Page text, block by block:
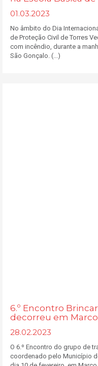
01.03.2023
No âmbito do Dia
de Proteção Civil de Torres
com incêndio, durante a
São Gonçalo. (...)
6.º Encontro
decorreu em
28.02.2023
O 6.º Encontro do grupo de
coordenado pelo Município